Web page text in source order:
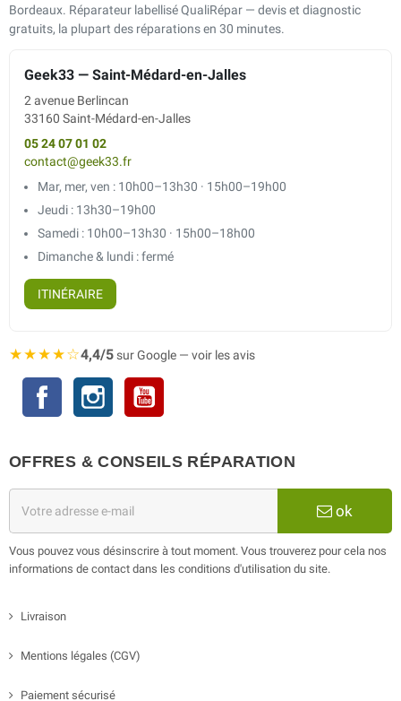
Bordeaux. Réparateur labellisé QualiRépar — devis et diagnostic
gratuits, la plupart des réparations en 30 minutes.
Geek33 — Saint-Médard-en-Jalles
2 avenue Berlincan
33160 Saint-Médard-en-Jalles
05 24 07 01 02
contact@geek33.fr
Mar, mer, ven : 10h00–13h30 · 15h00–19h00
Jeudi : 13h30–19h00
Samedi : 10h00–13h30 · 15h00–18h00
Dimanche & lundi : fermé
ITINÉRAIRE
★★★★☆4,4/5sur Google — voir les avis
Facebook Instagram
OFFRES & CONSEILS RÉPARATION
ok
Vous pouvez vous désinscrire à tout moment. Vous trouverez pour cela nos
informations de contact dans les conditions d'utilisation du site.
Livraison
Mentions légales (CGV)
Paiement sécurisé